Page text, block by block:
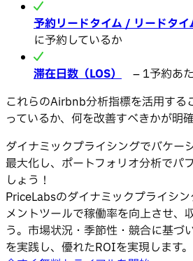
予約リードタイム / リードタイ
に予約しているか
滞在日数（LOS） – 1予約あ
これらのAirbnb分析指標を活用する
っているか、何を改善すべきかが明
ダイナミックプライシングでバケー
最大化し、ポートフォリオ分析でパ
しょう！
PriceLabsのダイナミックプライシ
メントツールで稼働率を向上させ、
う。市場状況・季節性・競合に基づ
を実践し、優れたROIを実現します。